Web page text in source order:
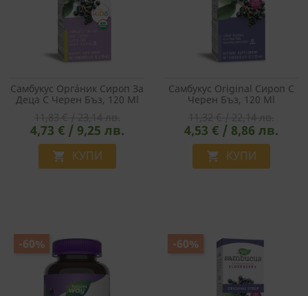
Самбукус Оргáник Сироп За
Деца С Черен Бъз, 120 Ml
4,73 € / 9,25 лв.
 КУПИ
Самбукус Original Сироп С
Черен Бъз, 120 Ml
4,53 € / 8,86 лв.
 КУПИ
-60% -60%